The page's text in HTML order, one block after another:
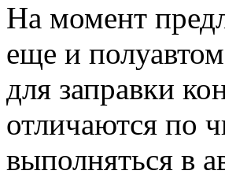
На момент
еще и
для заправки
отличаются по
выполняться в